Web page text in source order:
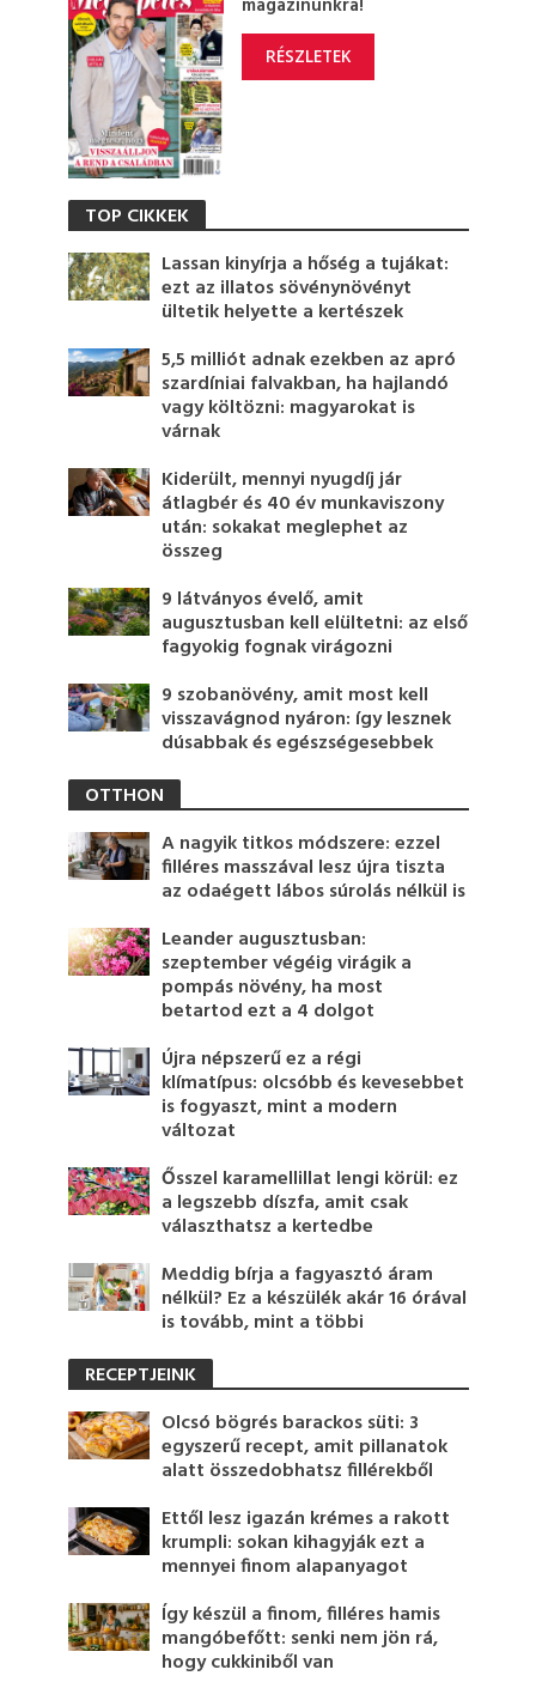
magazinunkra!
RÉSZLETEK
TOP CIKKEK
Lassan kinyírja a hőség a tujákat:
ezt az illatos sövénynövényt
ültetik helyette a kertészek
5,5 milliót adnak ezekben az apró
szardíniai falvakban, ha hajlandó
vagy költözni: magyarokat is
várnak
Kiderült, mennyi nyugdíj jár
átlagbér és 40 év munkaviszony
után: sokakat meglephet az
összeg
9 látványos évelő, amit
augusztusban kell elültetni: az első
fagyokig fognak virágozni
9 szobanövény, amit most kell
visszavágnod nyáron: így lesznek
dúsabbak és egészségesebbek
OTTHON
A nagyik titkos módszere: ezzel
filléres masszával lesz újra tiszta
az odaégett lábos súrolás nélkül is
Leander augusztusban:
szeptember végéig virágik a
pompás növény, ha most
betartod ezt a 4 dolgot
Újra népszerű ez a régi
klímatípus: olcsóbb és kevesebbet
is fogyaszt, mint a modern
változat
Ősszel karamellillat lengi körül: ez
a legszebb díszfa, amit csak
választhatsz a kertedbe
Meddig bírja a fagyasztó áram
nélkül? Ez a készülék akár 16 órával
is tovább, mint a többi
RECEPTJEINK
Olcsó bögrés barackos süti: 3
egyszerű recept, amit pillanatok
alatt összedobhatsz fillérekből
Ettől lesz igazán krémes a rakott
krumpli: sokan kihagyják ezt a
mennyei finom alapanyagot
Így készül a finom, filléres hamis
mangóbefőtt: senki nem jön rá,
hogy cukkiniből van